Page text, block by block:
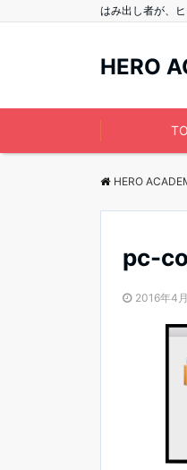
はみ出し者が、ヒ
HERO
HERO
pc-
2016年4